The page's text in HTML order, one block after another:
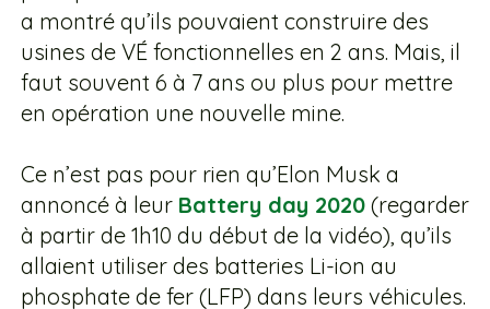
a montré qu’ils pouvaient construire des
usines de VÉ fonctionnelles en 2 ans. Mais, il
faut souvent 6 à 7 ans ou plus pour mettre
en opération une nouvelle mine.
Ce n’est pas pour rien qu’Elon Musk a
annoncé à leur Battery day 2020(regarder
à partir de 1h10 du début de la vidéo), qu’ils
allaient utiliser des batteries Li-ion au
phosphate de fer (LFP) dans leurs véhicules.